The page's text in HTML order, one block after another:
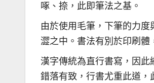
啄、捺，此即筆法之基。
由於使用毛筆，下筆的力
澀之中。書法有別於印刷體
漢字傳統為直行書寫，因
錯落有致，行書尤重此道，